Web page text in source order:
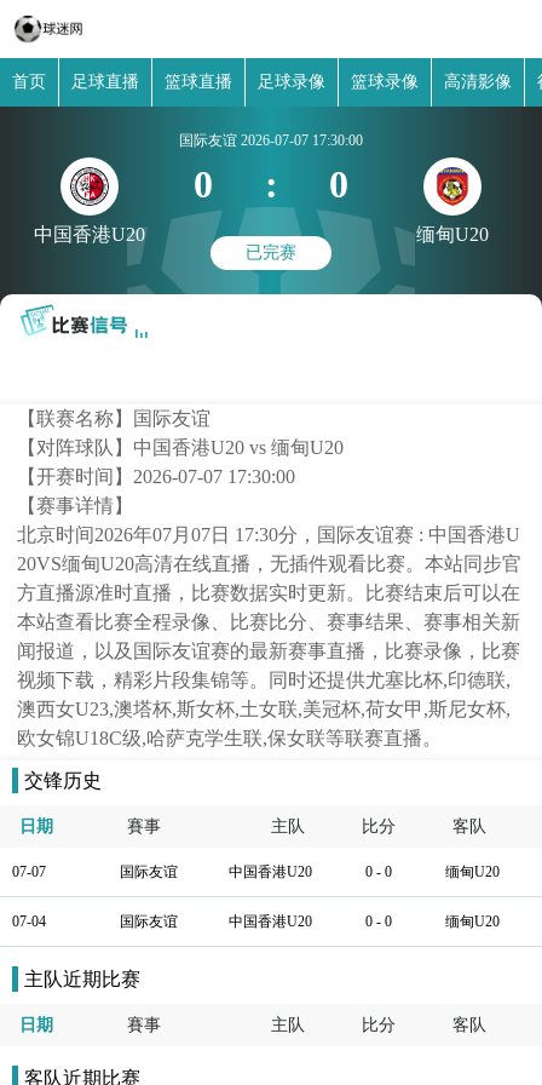
首页 足球直播 篮球直播 足球录像 篮球录像 高清影像
中国香港U20
国际友谊 2026-07-07 17:30:00
0 : 0
已完赛
缅甸U20
【联赛名称】 国际友谊
【对阵球队】 中国香港U20 vs 缅甸U20
【开赛时间】 2026-07-07 17:30:00
【赛事详情】
北京时间2026年07月07日 17:30分，国际友谊赛 : 中国香港U
20VS缅甸U20高清在线直播，无插件观看比赛。本站同步官
方直播源准时直播，比赛数据实时更新。比赛结束后可以在
本站查看比赛全程录像、比赛比分、赛事结果、赛事相关新
闻报道，以及国际友谊赛的最新赛事直播，比赛录像，比赛
视频下载，精彩片段集锦等。同时还提供尤塞比杯,印德联,
澳西女U23,澳塔杯,斯女杯,土女联,美冠杯,荷女甲,斯尼女杯,
欧女锦U18C级,哈萨克学生联,保女联等联赛直播。
交锋历史
日期 賽事 主队 比分 客队
07-07 国际友谊 中国香港U20 0 - 0 缅甸U20
07-04 国际友谊 中国香港U20 0 - 0 缅甸U20
主队近期比赛
日期 賽事 主队 比分 客队
客队近期比赛